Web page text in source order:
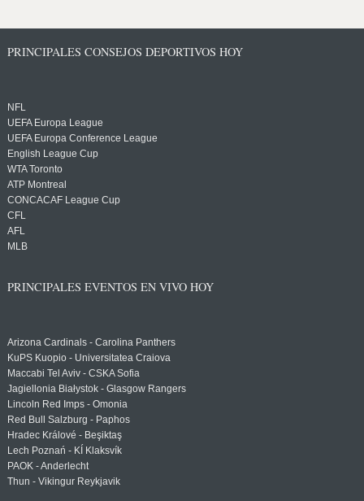
PRINCIPALES CONSEJOS DEPORTIVOS HOY
NFL
UEFA Europa League
UEFA Europa Conference League
English League Cup
WTA Toronto
ATP Montreal
CONCACAF League Cup
CFL
AFL
MLB
PRINCIPALES EVENTOS EN VIVO HOY
Arizona Cardinals - Carolina Panthers
KuPS Kuopio - Universitatea Craiova
Maccabi Tel Aviv - CSKA Sofia
Jagiellonia Białystok - Glasgow Rangers
Lincoln Red Imps - Omonia
Red Bull Salzburg - Paphos
Hradec Králové - Beşiktaş
Lech Poznań - KÍ Klaksvík
PAOK - Anderlecht
Thun - Vikingur Reykjavik